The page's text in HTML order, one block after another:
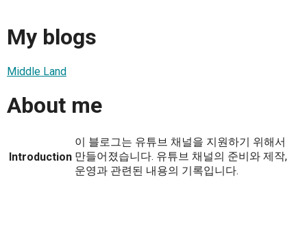
My blogs
Middle Land
About me
Introduction
이 블로그는 유튜브 채널을 지원하기 위해서
만들어졌습니다. 유튜브 채널의 준비와 제작,
운영과 관련된 내용의 기록입니다.